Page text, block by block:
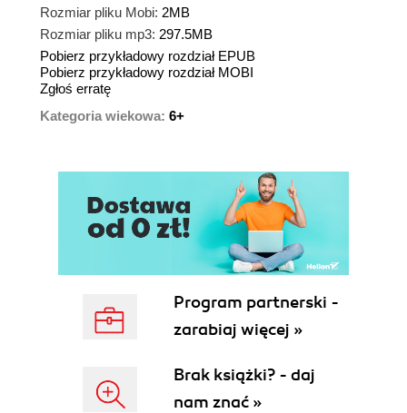
Rozmiar pliku Mobi: 2MB
Rozmiar pliku mp3: 297.5MB
Pobierz przykładowy rozdział EPUB
Pobierz przykładowy rozdział MOBI
Zgłoś erratę
Kategoria wiekowa: 6+
Program partnerski -
zarabiaj więcej »
Brak książki? - daj
nam znać »